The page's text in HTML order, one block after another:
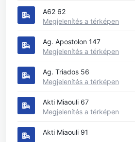
A62 62
Megjelenítés a térképen
Ag. Apostolon 147
Megjelenítés a térképen
Ag. Triados 56
Megjelenítés a térképen
Akti Miaouli 67
Megjelenítés a térképen
Akti Miaouli 91